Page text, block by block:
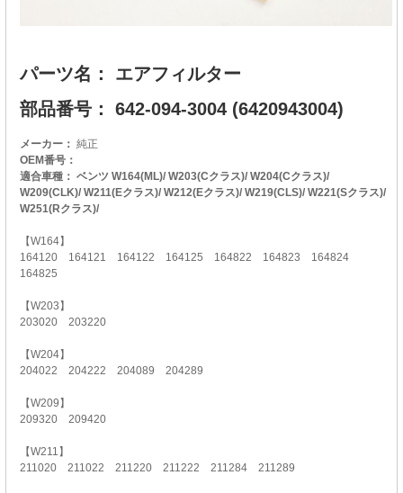
パーツ名： エアフィルター
部品番号： 642-094-3004 (6420943004)
メーカー： 純正
OEM番号：
適合車種： ベンツ W164(ML)/ W203(Cクラス)/ W204(Cクラス)/
W209(CLK)/ W211(Eクラス)/ W212(Eクラス)/ W219(CLS)/ W221(Sクラス)/
W251(Rクラス)/
【W164】
164120 164121 164122 164125 164822 164823 164824
164825
【W203】
203020 203220
【W204】
204022 204222 204089 204289
【W209】
209320 209420
【W211】
211020 211022 211220 211222 211284 211289